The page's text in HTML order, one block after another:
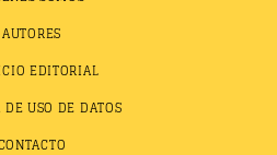
AUTORES
EDITORIAL
USO DE DATOS